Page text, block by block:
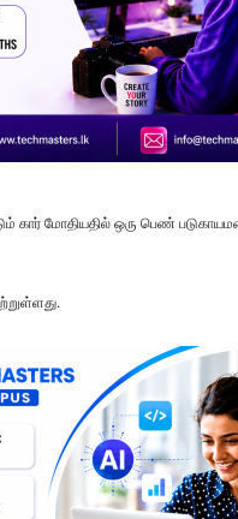
கார் மோதியதில் ஒரு பெண்